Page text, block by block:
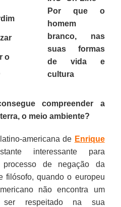
o
Por que o
homem
branco, nas
suas formas
de vida e
cultura
compreender a
o meio ambiente?
americana de Enrique
interessante para
processo de negação da
filósofo, quando o europeu
não encontra um
respeitado na sua